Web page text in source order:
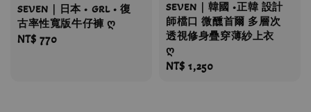
SEVEN｜日本 • GRL • 復
古率性寬版牛仔褲 ღ
Regular
NT$ 770
SEVEN｜韓國 •正韓 設計
師檔口 微醺首爾 多層次
透視修身疊穿薄紗上衣
ღ
Regular
NT$ 1,250